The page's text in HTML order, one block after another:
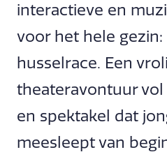
interactieve en
voor het hele gezin:
husselrace. Een
theateravontuur
en spektakel dat
meesleept van